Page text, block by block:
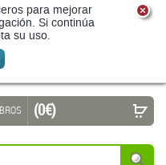
Búsqueda Avanzada
(0 €)
Y SUS
Y PERCEPCIÓN